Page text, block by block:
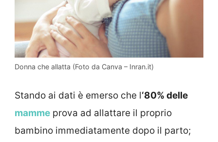
Donna che allatta (Foto da Canva – Inran.it)
Stando ai dati è emerso che l‘80% delle
mamme prova ad allattare il proprio
bambino immediatamente dopo il parto;